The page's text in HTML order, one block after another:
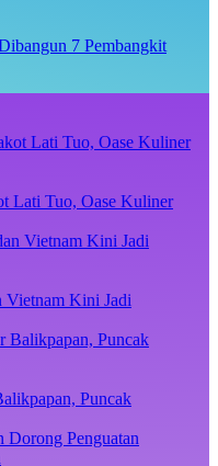
7 Pembangkit
Lati Tuo, Oase Kuliner
Vietnam Kini Jadi
Puncak